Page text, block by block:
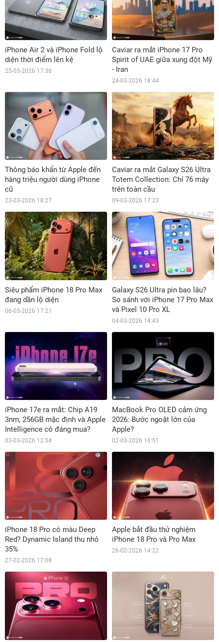
iPhone Air 2 và iPhone Fold lộ
diện thời điểm lên kệ
25-03-2026 17:36
Caviar ra mắt iPhone 17 Pro
Spirit of UAE giữa xung đột Mỹ
- Iran
24-03-2026 18:44
Thông báo khẩn từ Apple đến
hàng triệu người dùng iPhone
cũ
23-03-2026 18:27
Caviar ra mắt Galaxy S26 Ultra
Totem Collection: Chỉ 76 máy
trên toàn cầu
09-03-2026 17:23
Siêu phẩm iPhone 18 Pro Max
đang dần lộ diện
06-03-2026 17:21
Galaxy S26 Ultra pin bao lâu?
So sánh với iPhone 17 Pro Max
và Pixel 10 Pro XL
04-03-2026 14:43
iPhone 17e ra mắt: Chip A19
3nm, 256GB mặc định và Apple
Intelligence có đáng mua?
03-03-2026 12:54
MacBook Pro OLED cảm ứng
2026: Bước ngoặt lớn của
Apple?
02-03-2026 16:51
iPhone 18 Pro có màu Deep
Red? Dynamic Island thu nhỏ
35%
27-02-2026 17:08
Apple bắt đầu thử nghiệm
iPhone 18 Pro và Pro Max
26-02-2026 14:22